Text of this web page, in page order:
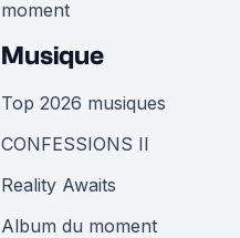
moment
Musique
Top 2026 musiques
CONFESSIONS II
Reality Awaits
Album du moment